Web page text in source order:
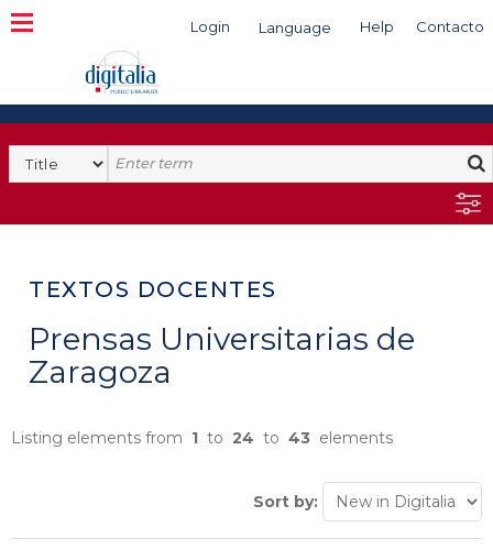
Login Language Help Contacto
Search
TEXTOS DOCENTES
Prensas Universitarias de
Zaragoza
Listing elements from 1 to 24 to 43 elements
Sort by: